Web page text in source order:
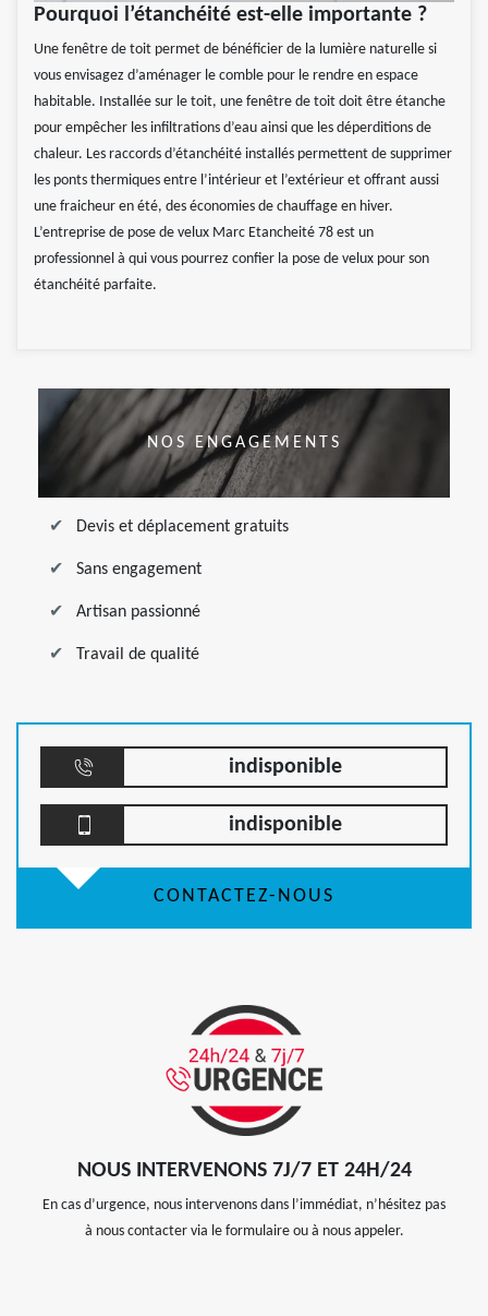
Pourquoi l’étanchéité est-elle importante ?
Une fenêtre de toit permet de bénéficier de la lumière naturelle si
vous envisagez d’aménager le comble pour le rendre en espace
habitable. Installée sur le toit, une fenêtre de toit doit être étanche
pour empêcher les infiltrations d’eau ainsi que les déperditions de
chaleur. Les raccords d’étanchéité installés permettent de supprimer
les ponts thermiques entre l’intérieur et l’extérieur et offrant aussi
une fraicheur en été, des économies de chauffage en hiver.
L’entreprise de pose de velux Marc Etancheité 78 est un
professionnel à qui vous pourrez confier la pose de velux pour son
étanchéité parfaite.
NOS ENGAGEMENTS
Devis et déplacement gratuits
Sans engagement
Artisan passionné
Travail de qualité
indisponible
indisponible
CONTACTEZ-NOUS
NOUS INTERVENONS 7J/7 ET 24H/24
En cas d’urgence, nous intervenons dans l’immédiat, n’hésitez pas
à nous contacter via le formulaire ou à nous appeler.